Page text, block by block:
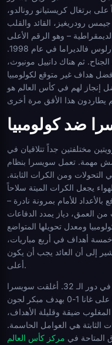
برتغال كريستيانو رونالدو،
المركز الأول بتعادل مسيطر 0-0. جيمس رودريغيز، القائد والقلب
– وهو الرقم الأعلى
للاعب كولومبي في كأس العالم منذ كارلوس فالديراما في عام 1998.
ثم هناك دانييل مونيوث،
هداف غير متوقع لكولومبيا
إنجاز لهم في كأس العالم هو
ضد كولومبيا
مختلفتين جداً تتلاقيان في
مهمة. تعمل سويسرا بنظام
التحولات ومن الكرات الثابتة.
يجعل الكرات الميتة سلاحاً
بالأعداد للأمام بمرونة نادرة –
العمق، دياز يمدد الدفاعات
ومعدل تحويلها المتواضع
خمسة أهداف في أربع مباريات،
إلى أن العائد يجب أن يكون
أعلى.
حافظ كلا الجانبين على شباكهما نظيفة في دور الـ 32. أغلقت سويسرا
الجزائر. وحافظت كولومبيا على فوزها على غانا 1-0 بهدف مبكر لجون
ضيقة وقليلة الأهداف،
الثابتة هي العوامل الحاسمة.
المتاحة في مركز كأس العالم